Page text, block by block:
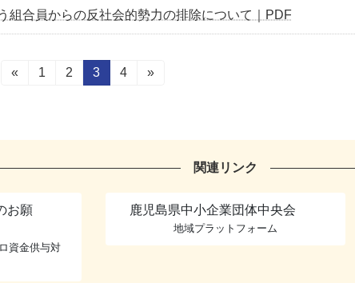
組合員からの反社会的勢力の排除について｜PDF
«
固
ジ
1
固
ジ
2
固
定
ジ
3
固
ジ
4 »
関連リンク
お願
資金供与対
鹿児島県中小企業団体中央会
地域プラットフォーム